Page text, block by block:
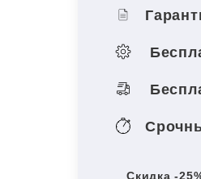
Скидка -